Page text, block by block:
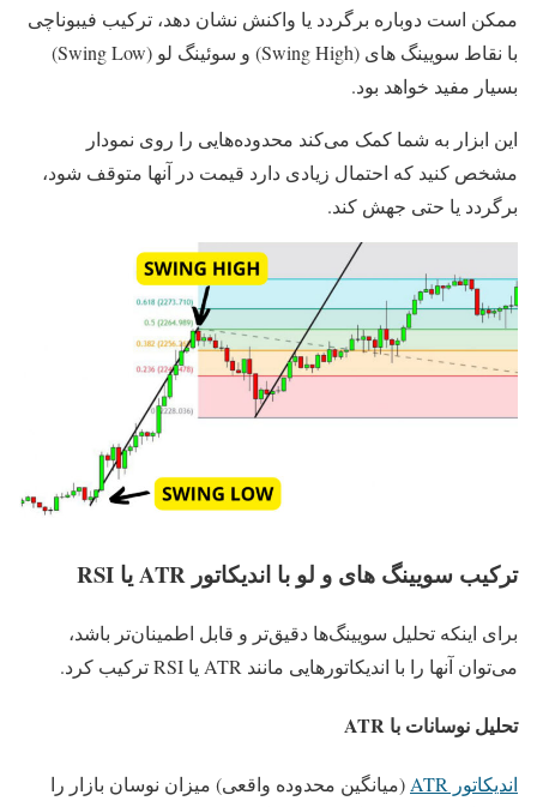
ممکن است دوباره برگردد یا واکنش نشان دهد، ترکیب فیبوناچی
با نقاط سویینگ های (Swing High) و سوئینگ لو (Swing Low)
بسیار مفید خواهد بود.
این ابزار به شما کمک می‌کند محدوده‌هایی را روی نمودار
مشخص کنید که احتمال زیادی دارد قیمت در آنها متوقف شود،
برگردد یا حتی جهش کند.
ترکیب سویینگ‌ های و لو با اندیکاتور ATR یا RSI
برای اینکه تحلیل سویینگ‌ها دقیق‌تر و قابل اطمینان‌تر باشد،
می‌توان آنها را با اندیکاتورهایی مانند ATR یا RSI ترکیب کرد.
تحلیل نوسانات با ATR
اندیکاتور ATR
(میانگین محدوده واقعی) میزان نوسان بازار را